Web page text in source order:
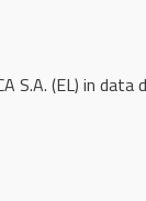
S.A. (EL) in